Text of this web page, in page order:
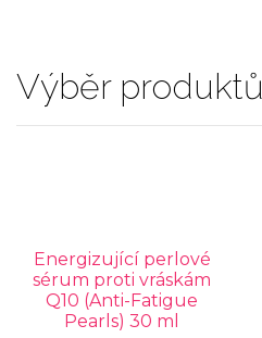
Výběr produktů
Energizující perlové
sérum proti vráskám
Q10 (Anti-Fatigue
Pearls) 30 ml